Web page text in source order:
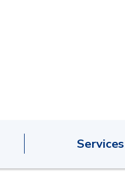
Services